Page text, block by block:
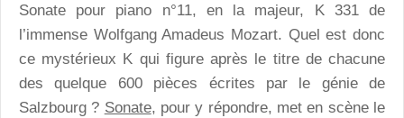
Sonate pour piano n°11, en la majeur, K 331 de
l’immense Wolfgang Amadeus Mozart. Quel est donc
ce mystérieux K qui figure après le titre de chacune
des quelque 600 pièces écrites par le génie de
Salzbourg ? Sonate, pour y répondre, met en scène le